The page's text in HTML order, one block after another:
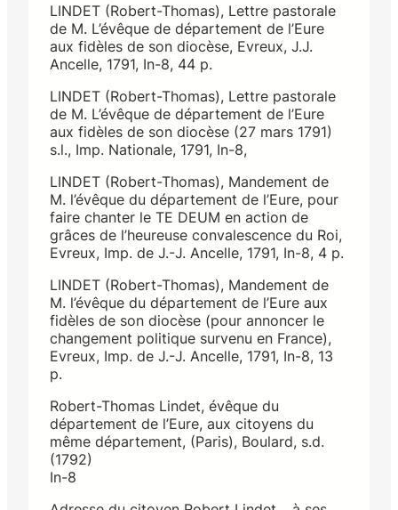
LINDET (Robert-Thomas), Lettre pastorale
de M. L’évêque de département de l’Eure
aux fidèles de son diocèse, Evreux, J.J.
Ancelle, 1791, In-8, 44 p.
LINDET (Robert-Thomas), Lettre pastorale
de M. L’évêque de département de l’Eure
aux fidèles de son diocèse (27 mars 1791)
s.l., Imp. Nationale, 1791, In-8,
LINDET (Robert-Thomas), Mandement de
M. l’évêque du département de l’Eure, pour
faire chanter le TE DEUM en action de
grâces de l’heureuse convalescence du Roi,
Evreux, Imp. de J.-J. Ancelle, 1791, In-8, 4 p.
LINDET (Robert-Thomas), Mandement de
M. l’évêque du département de l’Eure aux
fidèles de son diocèse (pour annoncer le
changement politique survenu en France),
Evreux, Imp. de J.-J. Ancelle, 1791, In-8, 13
p.
Robert-Thomas Lindet, évêque du
département de l’Eure, aux citoyens du
même département, (Paris), Boulard, s.d.
(1792)
In-8